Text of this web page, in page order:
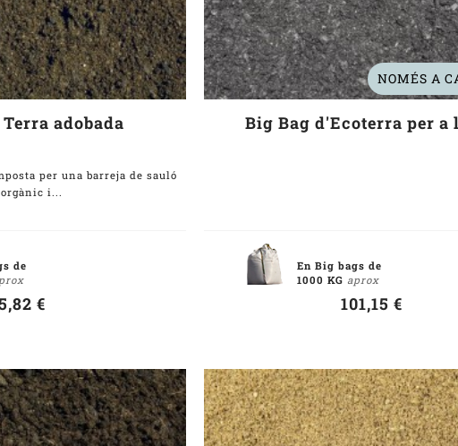
adobada
per una barreja de sauló
orgànic i...
de
€
NOMÉS A
Big Bag d'Ecoterra per a
En Big bags de
1000 KG aprox
101,15 €